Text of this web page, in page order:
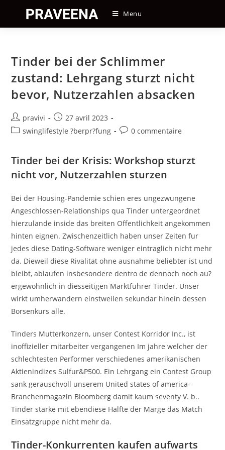
content
Menu
Tinder bei der Schlimmer
zustand: Lehrgang sturzt nicht
bevor, Nutzerzahlen absacken
Auteur/autrice
de
pravivi
Post
published:
27 avril 2023
Postswinglifestyle ?berpr?fung
Post0 commentaire
Tinder bei der Krisis: Workshop sturzt
nicht vor, Nutzerzahlen sturzen
Bei der Housing-Pandemie schien eres ungezwungene
Angeschlossen-Relationships qua Tinder untergeordnet
hierzulande inside das breiten Offentlichkeit angekommen
hinten eignen. Zwischenzeitlich haben unser Zeiten fur
jedes diese Dating-Software weniger eintraglich nicht mehr
da. Dieweil diese Rivalitat ohne ausnahme beliebter ist und
bleibt, ablaufen insbesondere dentro de dennoch noch au?
ergewohnlich in diesseitigen Marktfuhrer Tinder. Unser
wirkt umherwandern einstweilen sekundar hinein dessen
Borsenkurs alle.
Tinders Mutterkonzern, unser Contest Korridor Inc., ist
inoffizieller mitarbeiter vergangenen Im jahre welcher der
schlechtesten Performer verschiedenes amerikanischen
Aktienindizes Sulfur&P500. Ein Lehrgang ein Contest Group
sank gerauschvoll unserem United states of america-
Branchenmagazin Bloomberg damit kaum seventy V. b..
Tinder starke mit ebendiese Halfte der Marge das Match
Einsatzgruppe nicht mehr da.
Tinder-Konkurrenten kaufen aufwarts